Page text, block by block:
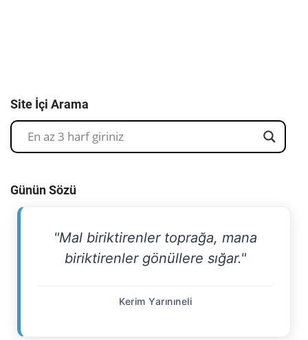
Site İçi Arama
Günün Sözü
"Mal biriktirenler toprağa, mana
biriktirenler gönüllere sığar."
Kerim Yarınıneli